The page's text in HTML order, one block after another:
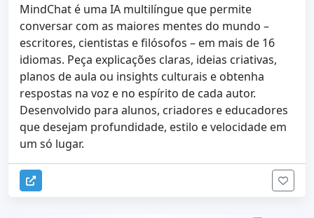
MindChat é uma IA multilíngue que permite
conversar com as maiores mentes do mundo –
escritores, cientistas e filósofos – em mais de 16
idiomas. Peça explicações claras, ideias criativas,
planos de aula ou insights culturais e obtenha
respostas na voz e no espírito de cada autor.
Desenvolvido para alunos, criadores e educadores
que desejam profundidade, estilo e velocidade em
um só lugar.